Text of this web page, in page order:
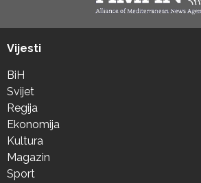
Vijesti
BiH
Svijet
Regija
Ekonomija
Kultura
Magazin
Sport